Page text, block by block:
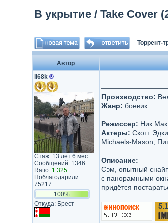
В укрытие / Take Cover
Торрент-
Автор
il68k ®
Стаж: 13 лет 6 мес.
Сообщений: 1346
Ratio: 1.325
Поблагодарили:
75217
100%
Откуда: Брест
Производство:
Жанр: боевик
Режиссер: Ник
Актеры: Скотт
Michaels-Mason,
Описание:
Сэм, опытный
с панорамными
придётся
5.1